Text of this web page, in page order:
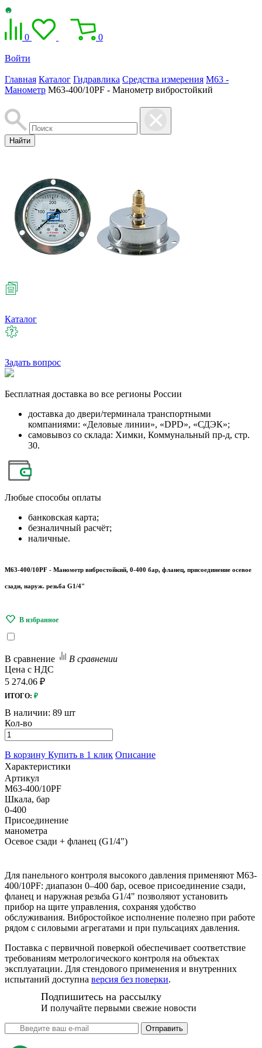
0 0
Войти
Главная Каталог Гидравлика Средства измерения M63 -
Манометр M63-400/10PF - Манометр вибростойкий
Найти
Каталог
Задать вопрос
Бесплатная доставка во все регионы России
доставка до двери/терминала транспортными
компаниями: «Деловые линии», «DPD», «СДЭК»;
самовывоз со склада: Химки, Коммунальный пр-д, стр.
30.
Любые способы оплаты
банковская карта;
безналичный расчёт;
наличные.
M63-400/10PF - Манометр вибростойкий, 0-400 бар, фланец, присоединение осевое
сзади, наруж. резьба G1/4"
В сравнение
В сравнении
Цена с НДС
5 274.06 ₽
ИТОГО: ₽
В наличии: 89 шт
Кол-во
В корзину Купить в 1 клик Описание
Характеристики
Артикул
M63-400/10PF
Шкала, бар
0-400
Присоединение
манометра
Осевое сзади + фланец (G1/4")
Для панельного контроля высокого давления применяют M63-
400/10PF: диапазон 0–400 бар, осевое присоединение сзади,
фланец и наружная резьба G1/4" позволяют установить
прибор на щите управления, сохраняя удобство
обслуживания. Вибростойкое исполнение полезно при работе
рядом с силовыми агрегатами и при пульсациях давления.
Поставка с первичной поверкой обеспечивает соответствие
требованиям метрологического контроля на объектах
эксплуатации. Для стендового применения и внутренних
испытаний доступна версия без поверки.
Подпишитесь на рассылку
И получайте первыми свежие новости
Отправить